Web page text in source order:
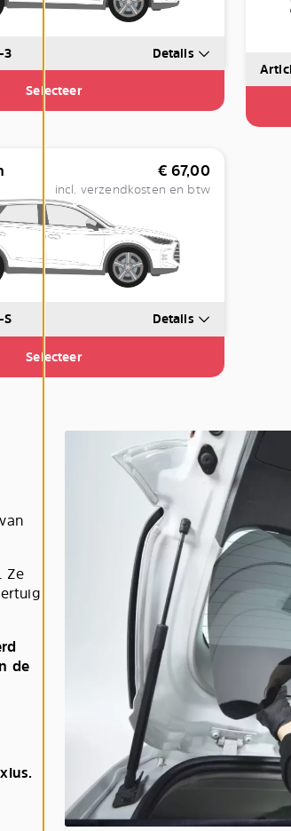
3 Details
Selecteer
€ 67,00
incl. verzendkosten en btw
Details
Selecteer
Ze
de